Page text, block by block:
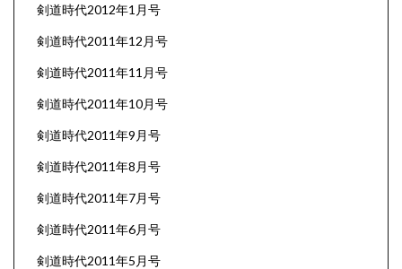
剣道時代2012年1月号
剣道時代2011年12月号
剣道時代2011年11月号
剣道時代2011年10月号
剣道時代2011年9月号
剣道時代2011年8月号
剣道時代2011年7月号
剣道時代2011年6月号
剣道時代2011年5月号